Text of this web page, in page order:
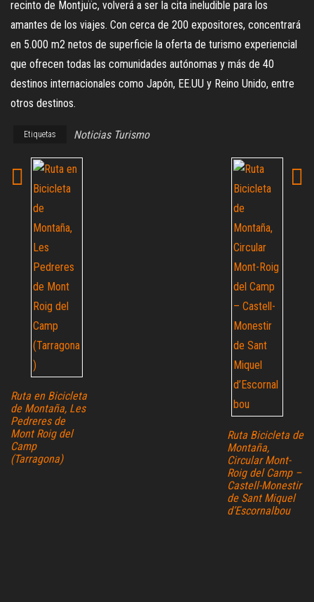
recinto de Montjuïc, volverá a ser la cita ineludible para los
amantes de los viajes. Con cerca de 200 expositores, concentrará
en 5.000 m2 netos de superficie la oferta de turismo experiencial
que ofrecen todas las comunidades autónomas y más de 40
destinos internacionales como Japón, EE.UU y Reino Unido, entre
otros destinos.
Etiquetas Noticias Turismo
Ruta en Bicicleta
de Montaña, Les
Pedreres de
Mont Roig del
Camp
(Tarragona)
Ruta Bicicleta de
Montaña,
Circular Mont-
Roig del Camp –
Castell-Monestir
de Sant Miquel
d’Escornalbou